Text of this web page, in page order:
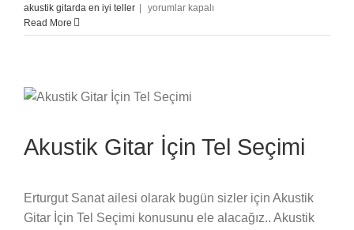
akustik gitarda en iyi teller |
Gitarda
Parmak
yorumlar kapalı
Read More
Akustik Gitar İçin Tel Seçimi
Erturgut Sanat ailesi olarak bugün sizler için Akustik
Gitar İçin Tel Seçimi konusunu ele alacağız.. Akustik